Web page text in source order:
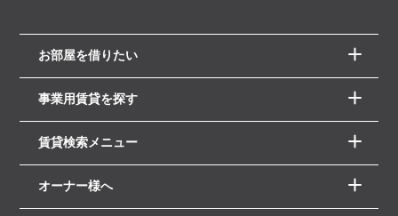
お部屋を借りたい
事業用賃貸を探す
賃貸検索メニュー
オーナー様へ